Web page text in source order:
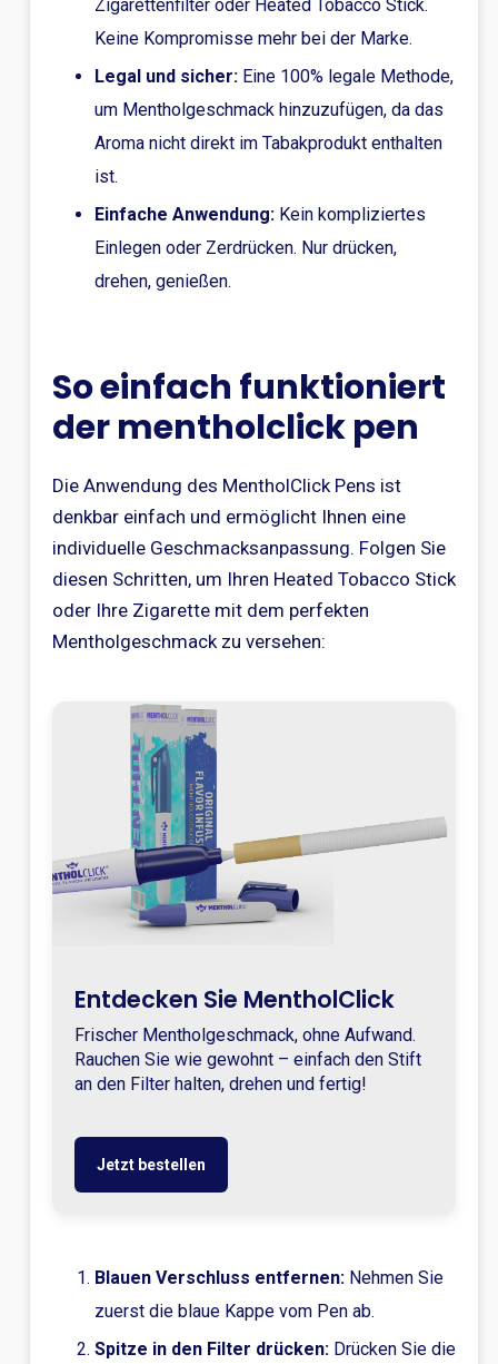
Zigarettenfilter oder Heated Tobacco Stick.
Keine Kompromisse mehr bei der Marke.
Legal und sicher:Eine 100% legale Methode,
um Mentholgeschmack hinzuzufügen, da das
Aroma nicht direkt im Tabakprodukt enthalten
ist.
Einfache Anwendung:Kein kompliziertes
Einlegen oder Zerdrücken. Nur drücken,
drehen, genießen.
So einfach funktioniert
der mentholclick pen
Die Anwendung des MentholClick Pens ist
denkbar einfach und ermöglicht Ihnen eine
individuelle Geschmacksanpassung. Folgen Sie
diesen Schritten, um Ihren Heated Tobacco Stick
oder Ihre Zigarette mit dem perfekten
Mentholgeschmack zu versehen:
Entdecken Sie MentholClick
Frischer Mentholgeschmack, ohne Aufwand.
Rauchen Sie wie gewohnt – einfach den Stift
an den Filter halten, drehen und fertig!
Jetzt bestellen
Blauen Verschluss entfernen:Nehmen Sie
zuerst die blaue Kappe vom Pen ab.
Spitze in den Filter drücken:Drücken Sie die